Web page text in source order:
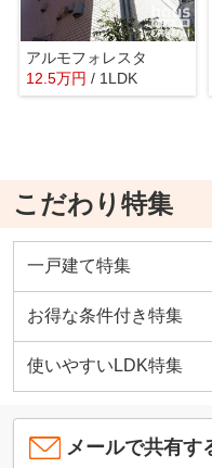
アルモフォレスタ
12.5万円 / 1LDK
こだわり特集
一戸建て特集
お得な条件付き特集
使いやすいLDK特集
メールで共有す